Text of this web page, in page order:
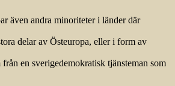
även andra minoriteter i länder där
delar av Östeuropa, eller i form av
en sverigedemokratisk tjänsteman som